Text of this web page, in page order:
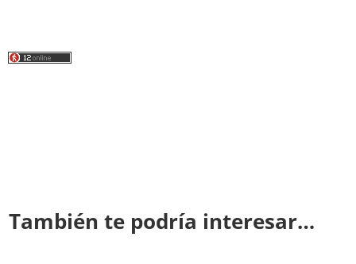
También te podría interesar…